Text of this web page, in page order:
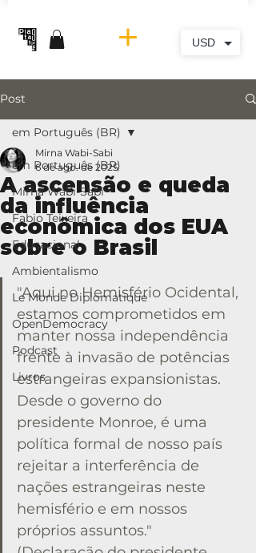
Post
em Português (BR)
Mirna Wabi-Sabi
Fabio Teixeira
Educacional
Ambientalismo
Le Monde Diplomatique
OpenDemocracy
Podcast
Livros
em Português (BR)
A ascensão e queda
da influência
econômica dos EUA
sobre o Brasil
Mirna Wabi-Sabi
6 de ago. de 2025
"Aqui no Hemisfério Ocidental,
estamos comprometidos em
manter nossa independência
frente à invasão de potências
estrangeiras expansionistas.
Desde o governo do
presidente Monroe, é uma
política formal de nosso país
rejeitar a interferência de
nações estrangeiras neste
hemisfério e em nossos
próprios assuntos."
USD